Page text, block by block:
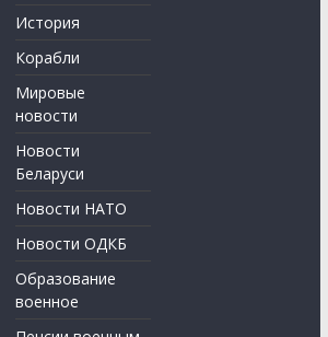
История
Корабли
Мировые
новости
Новости
Беларуси
Новости НАТО
Новости ОДКБ
Образование
военное